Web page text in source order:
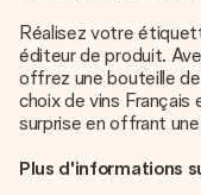
Réalisez votre
éditeur de produit.
offrez une bouteille
choix de vins Français
surprise en offrant
Plus d'informations